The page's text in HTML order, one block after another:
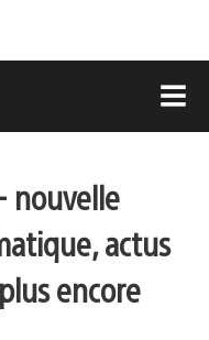
nouvelle
actus
encore